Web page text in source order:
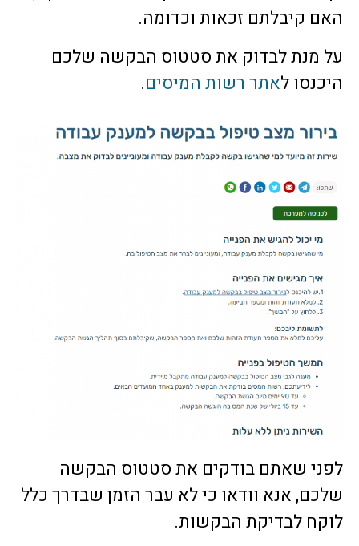
האם קיבלתם זכאות וכדומה.
על מנת לבדוק את סטטוס הבקשה שלכם
היכנסו לאתר רשות המיסים.
לפני שאתם בודקים את סטטוס הבקשה
שלכם, אנא וודאו כי לא עבר הזמן שבדרך כלל
לוקח לבדיקת הבקשות.